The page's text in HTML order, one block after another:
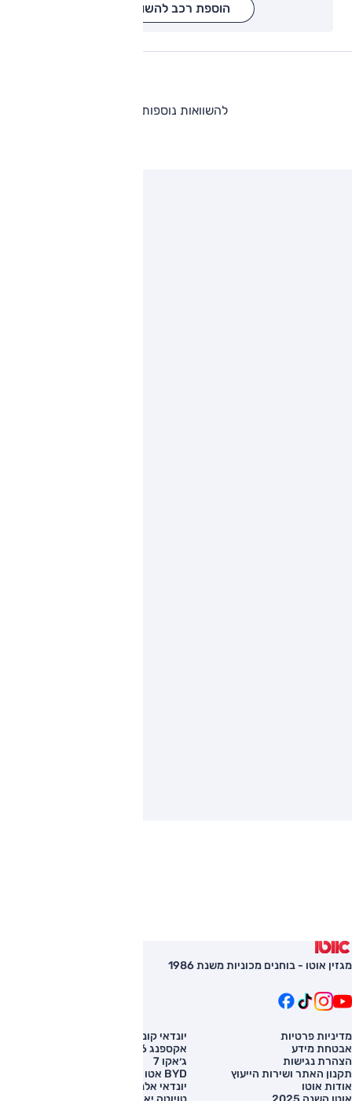
הוספת רכב להשוואה
להשוואות נוספות
מגזין אוטו - בוחנים מכוניות משנת 1986
מדיניות פרטיות
אבטחת מידע
הצהרת נגישות
תקנון האתר ושירות הייעוץ
אודות אוטו
יונדאי קונה
אקספנג G6
ג׳אקו 7
BYD אטו 3
יונדאי אלנטרה